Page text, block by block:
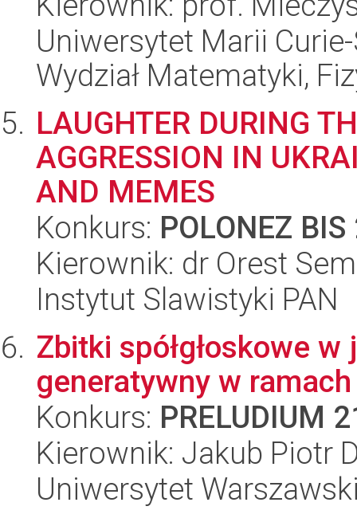
Uniwersytet Marii
Wydział Matematyki,
LAUGHTER DURING
AGGRESSION IN
AND MEMES
Konkurs: POLONEZ BIS
Kierownik: dr Orest
Instytut Slawistyki PAN
Zbitki spółgłoskowe
generatywny w
Konkurs: PRELUDIUM
Kierownik: Jakub Piotr
Uniwersytet